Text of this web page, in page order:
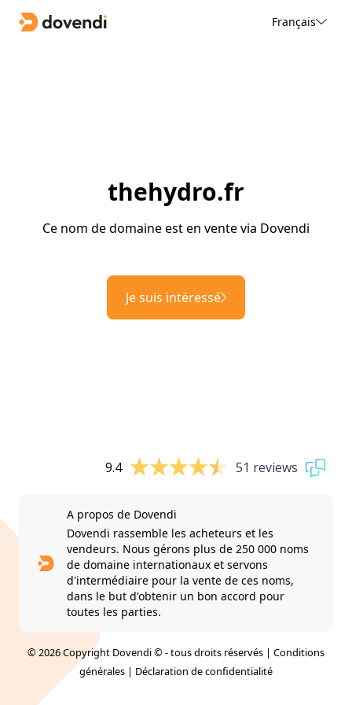
Français
thehydro.fr
Ce nom de domaine est en vente via Dovendi
Je suis intéressé
9.4 51 reviews
A propos de Dovendi
Dovendi rassemble les acheteurs et les
vendeurs. Nous gérons plus de 250 000 noms
de domaine internationaux et servons
d'intermédiaire pour la vente de ces noms,
dans le but d'obtenir un bon accord pour
toutes les parties.
© 2026 Copyright Dovendi © - tous droits réservés | Conditions
générales | Déclaration de confidentialité